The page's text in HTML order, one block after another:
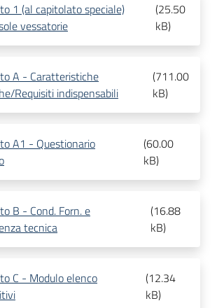
1 (al capitolato speciale)
vessatorie
(25.50
kB)
A - Caratteristiche
Requisiti indispensabili
(711.00
kB)
A1 - Questionario
(60.00
kB)
B - Cond. Forn. e
tecnica
(16.88
kB)
C - Modulo elenco
(12.34
kB)